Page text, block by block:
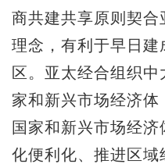
商共建共享原则契
理念，有利于早日建
区。亚太经合组织中
家和新兴市场经济体
国家和新兴市场经济
化便利化、推进区域